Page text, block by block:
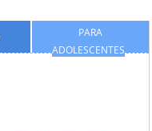
PARA
ADOLESCENTES